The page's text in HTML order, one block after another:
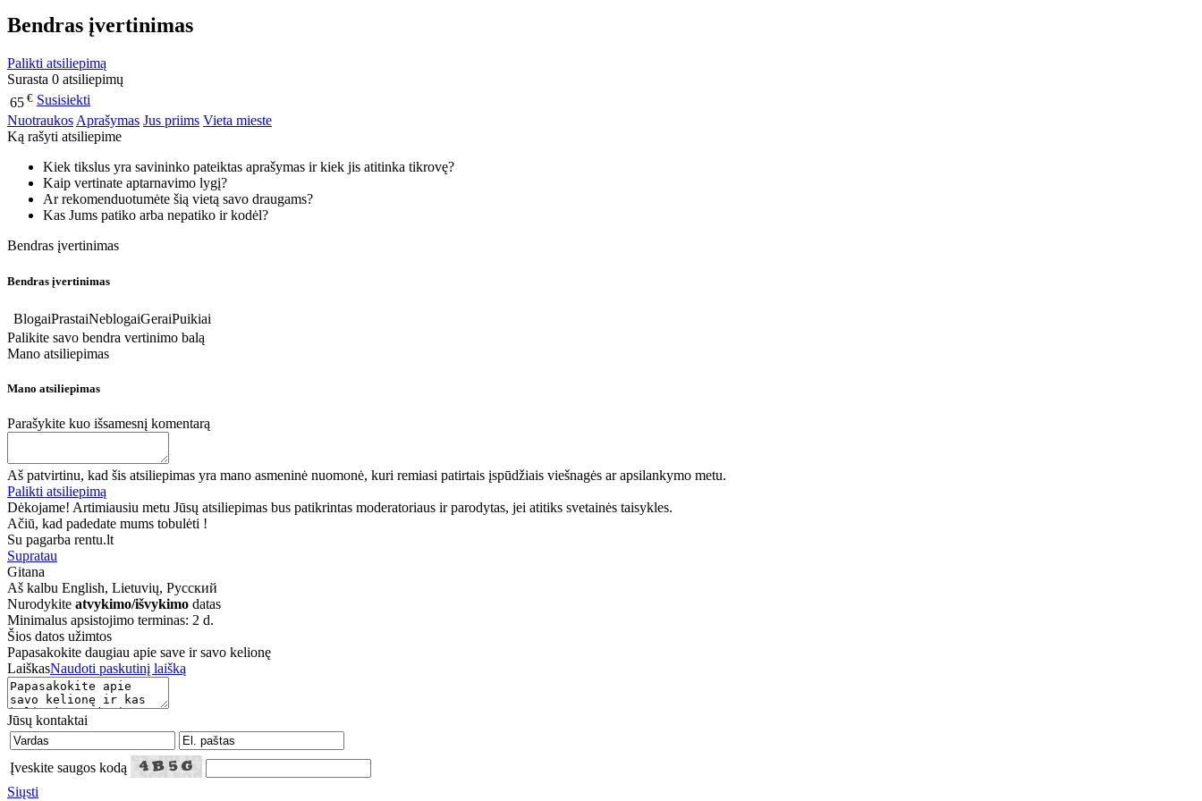
Bendras įvertinimas
Palikti atsiliepimą
Surasta 0 atsiliepimų
65 € Susisiekti
Nuotraukos Aprašymas Jus priims Vieta mieste
Ką rašyti atsiliepime
Kiek tikslus yra savininko pateiktas aprašymas ir kiek jis atitinka tikrovę?
Kaip vertinate aptarnavimo lygį?
Ar rekomenduotumėte šią vietą savo draugams?
Kas Jums patiko arba nepatiko ir kodėl?
Bendras įvertinimas
Bendras įvertinimas
BlogaiPrastaiNeblogaiGeraiPuikiai
Palikite savo bendra vertinimo balą
Mano atsiliepimas
Mano atsiliepimas
Parašykite kuo išsamesnį komentarą
Aš patvirtinu, kad šis atsiliepimas yra mano asmeninė nuomonė, kuri remiasi patirtais įspūdžiais viešnagės ar apsilankymo metu.
Palikti atsiliepimą
Dėkojame! Artimiausiu metu Jūsų atsiliepimas bus patikrintas moderatoriaus ir parodytas, jei atitiks svetainės taisykles.
Ačiū, kad padedate mums tobulėti !
Su pagarba rentu.lt
Supratau
Gitana
Aš kalbu English, Lietuvių, Русский
Nurodykite atvykimo/išvykimo datas
Minimalus apsistojimo terminas: 2 d.
Šios datos užimtos
Papasakokite daugiau apie save ir savo kelionę
LaiškasNaudoti paskutinį laišką
Jūsų kontaktai
Įveskite saugos kodą
Siųsti